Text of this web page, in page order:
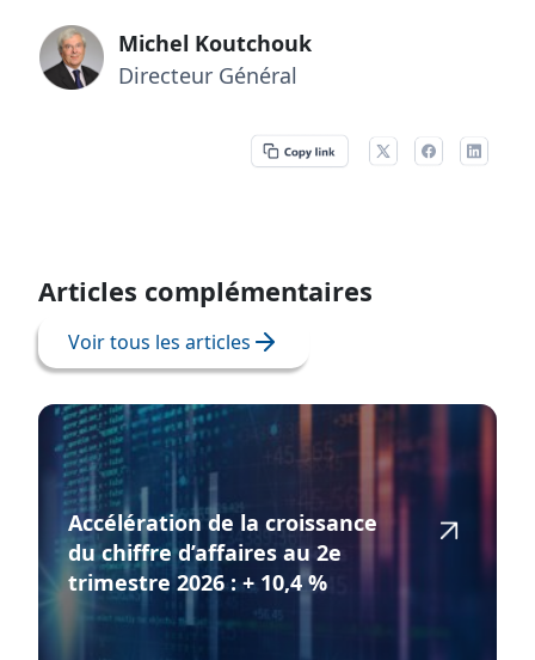
Michel Koutchouk
Directeur Général
Articles complémentaires
Voir tous les articles
Accélération de la croissance
du chiffre d’affaires au 2e
trimestre 2026 : + 10,4 %